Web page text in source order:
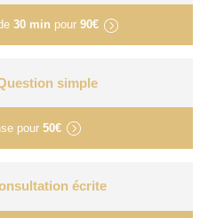
30 min pour 90€
simple
pour 50€
écrite